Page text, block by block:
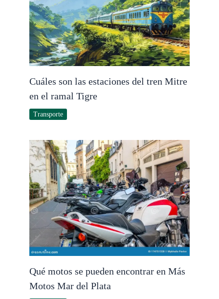
Cuáles son las estaciones del tren Mitre
en el ramal Tigre
Transporte
Qué motos se pueden encontrar en Más
Motos Mar del Plata